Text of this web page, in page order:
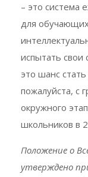
– это система
для
испытать свои
это шанс
пожалуйста, с
окружного
школьников в
Положение о
утверждено